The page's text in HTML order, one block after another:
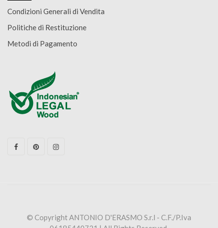
Condizioni Generali di Vendita
Politiche di Restituzione
Metodi di Pagamento
© Copyright ANTONIO D'ERASMO S.r.l - C.F./P.Iva